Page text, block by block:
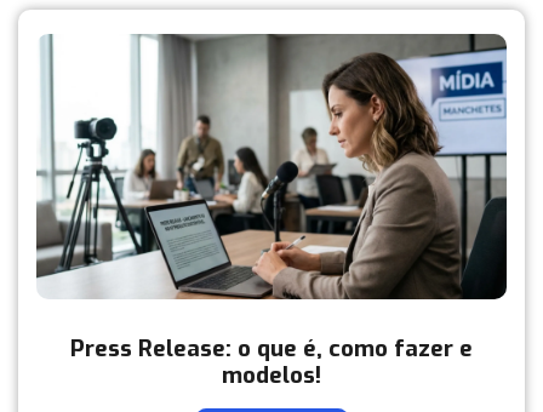
Press Release: o que é, como fazer e
modelos!